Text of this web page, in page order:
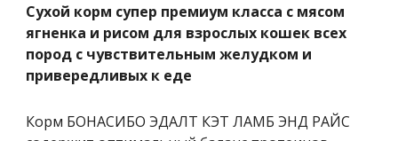
Сухой корм супер премиум класса с мясом
ягненка и рисом для взрослых кошек всех
пород с чувствительным желудком и
привередливых к еде
Корм БОНАСИБОЭДАЛТ КЭТЛАМБ ЭНД РАЙС